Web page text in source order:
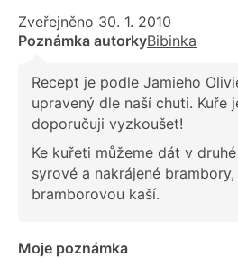
Zveřejněno 30. 1. 2010
Poznámka autorkyBibinka
Recept je podle Jamieho
upravený dle naší chuti. Kuře
doporučuji vyzkoušet!
Ke kuřeti můžeme dát v
syrové a nakrájené
bramborovou kaší.
Moje poznámka